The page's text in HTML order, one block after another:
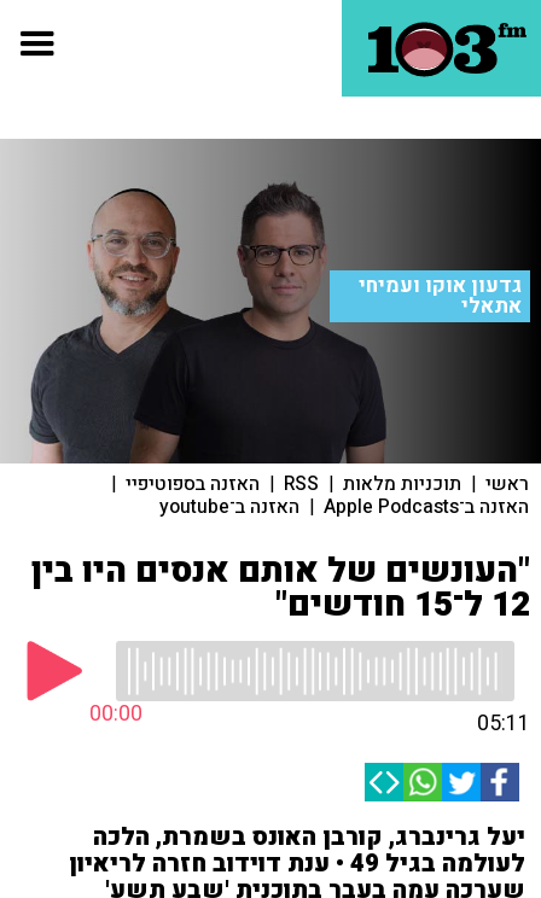
גדעון אוקו ועמיחי
אתאלי
ראשי | תוכניות מלאות |
RSS
| האזנה בספוטיפיי |
האזנה ב־Apple Podcasts | האזנה ב־youtube
"העונשים של אותם אנסים היו בין
12 ל־15 חודשים"
00:00 05:11
יעל גרינברג, קורבן האונס בשמרת, הלכה
לעולמה בגיל 49 • ענת דוידוב חזרה לריאיון
שערכה עמה בעבר בתוכנית 'שבע תשע'